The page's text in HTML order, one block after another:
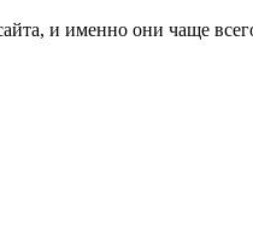
и именно они чаще